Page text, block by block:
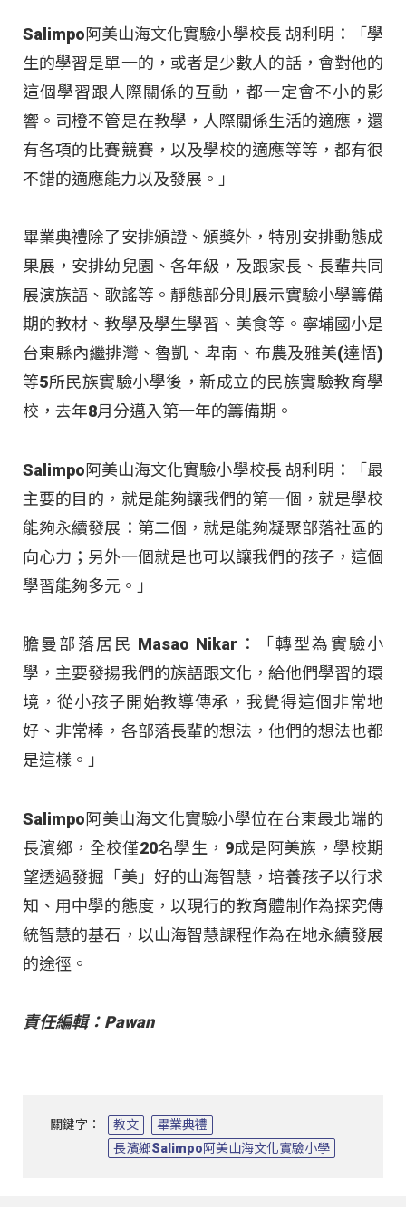
Salimpo阿美山海文化實驗小學校長 胡利明：「學
生的學習是單一的，或者是少數人的話，會對他的
這個學習跟人際關係的互動，都一定會不小的影
響。司橙不管是在教學，人際關係生活的適應，還
有各項的比賽競賽，以及學校的適應等等，都有很
不錯的適應能力以及發展。」
畢業典禮除了安排頒證、頒獎外，特別安排動態成
果展，安排幼兒園、各年級，及跟家長、長輩共同
展演族語、歌謠等。靜態部分則展示實驗小學籌備
期的教材、教學及學生學習、美食等。寧埔國小是
台東縣內繼排灣、魯凱、卑南、布農及雅美(達悟)
等5所民族實驗小學後，新成立的民族實驗教育學
校，去年8月分邁入第一年的籌備期。
Salimpo阿美山海文化實驗小學校長 胡利明：「最
主要的目的，就是能夠讓我們的第一個，就是學校
能夠永續發展：第二個，就是能夠凝聚部落社區的
向心力；另外一個就是也可以讓我們的孩子，這個
學習能夠多元。」
膽曼部落居民 Masao Nikar：「轉型為實驗小
學，主要發揚我們的族語跟文化，給他們學習的環
境，從小孩子開始教導傳承，我覺得這個非常地
好、非常棒，各部落長輩的想法，他們的想法也都
是這樣。」
Salimpo阿美山海文化實驗小學位在台東最北端的
長濱鄉，全校僅20名學生，9成是阿美族，學校期
望透過發掘「美」好的山海智慧，培養孩子以行求
知、用中學的態度，以現行的教育體制作為探究傳
統智慧的基石，以山海智慧課程作為在地永續發展
的途徑。
責任編輯：Pawan
關鍵字： 教文
畢業典禮
長濱鄉Salimpo阿美山海文化實驗小學